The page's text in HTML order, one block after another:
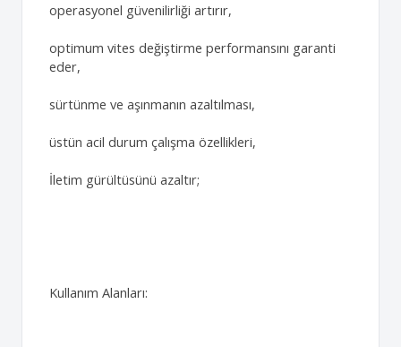
operasyonel güvenilirliği artırır,
optimum vites değiştirme performansını garanti
eder,
sürtünme ve aşınmanın azaltılması,
üstün acil durum çalışma özellikleri,
İletim gürültüsünü azaltır;
Kullanım Alanları: